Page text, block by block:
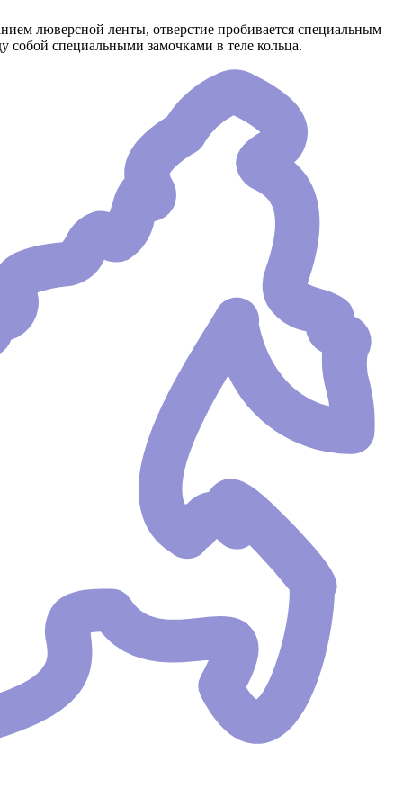
люверсной ленты, отверстие пробивается специальным
специальными замочками в теле кольца.